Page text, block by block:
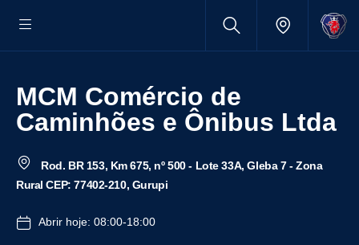
MCM Comércio de
Caminhões e Ônibus Ltda
Rod. BR 153, Km 675, nº 500 - Lote 33A, Gleba 7 - Zona
Rural CEP: 77402-210, Gurupi
Abrir hoje: 08:00-18:00